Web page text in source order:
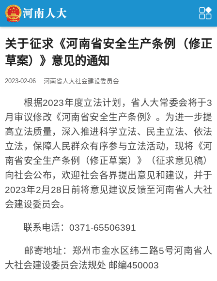
关于征求《河南省安全生产条例（修正
草案）》意见的通知
2023-02-06 河南省人大社会建设委员会
根据2023年度立法计划，省人大常委会将于3
月审议修改《河南省安全生产条例》。为进一步提
高立法质量，深入推进科学立法、民主立法、依法
立法，保障人民群众有序参与立法活动，现将《河
南省安全生产条例（修正草案）》（征求意见稿）
向社会公布，欢迎社会各界提出意见和建议，并于
2023年2月28日前将意见建议反馈至河南省人大社
会建设委员会。
联系电话：0371-65506391
邮寄地址：郑州市金水区纬二路5号河南省人
大社会建设委员会法规处 邮编450003